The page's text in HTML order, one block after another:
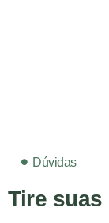
Dúvidas
Tire